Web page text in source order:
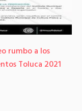
rumbo a los
Toluca 2021